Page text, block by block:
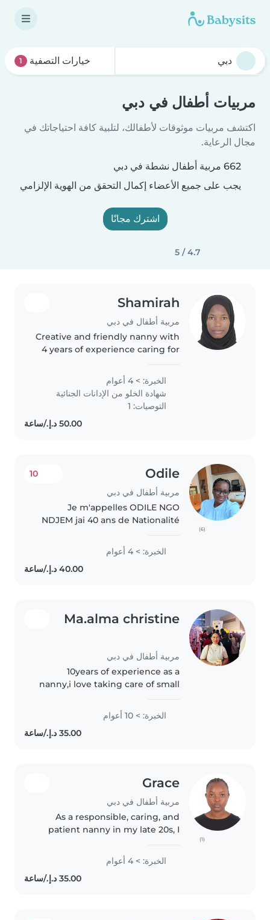
خيارات التصفية 1
مربيات أطفال في دبي
اكتشف مربيات موثوقات لأطفالك، لتلبية كافة احتياجاتك في
مجال الرعاية.
662 مربية أطفال نشطة في دبي
يجب على جميع الأعضاء إكمال التحقق من الهوية الإلزامي
اشترك مجانًا
4.7 / 5
Shamirah
مربية أطفال في دبي
Creative and friendly nanny with
4 years of experience caring for
toddlers to teens. Fluent in
English and basic Arabic, I offer
engaging activities like..
الخبرة: > 4 أعوام
شهادة الخلو من الإدانات الجنائية
التوصيات: 1
(6)
Odile
مربية أطفال في دبي
10
Je m'appelles ODILE NGO
NDJEM jai 40 ans de Nationalité
jeune femme qui est
naturellement aimante,
souriante patiente, douce et
الخبرة: > 4 أعوام
Ma.alma christine
مربية أطفال في دبي
10years of experience as a
nanny,i love taking care of small
toddlers and do some
educational activities.
الخبرة: > 10 أعوام
(1)
Grace
مربية أطفال في دبي
As a responsible, caring, and
patient nanny in my late 20s, I
working with children of all ages
- from babies to grade-schoolers.
الخبرة: > 4 أعوام